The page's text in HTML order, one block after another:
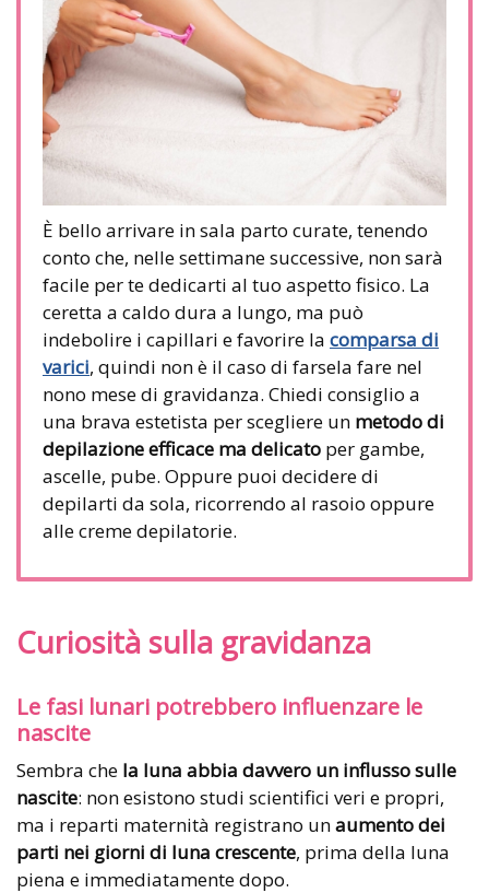
È bello arrivare in sala parto curate, tenendo
conto che, nelle settimane successive, non sarà
facile per te dedicarti al tuo aspetto fisico. La
ceretta a caldo dura a lungo, ma può
indebolire i capillari e favorire la comparsa di
varici, quindi non è il caso di farsela fare nel
nono mese di gravidanza. Chiedi consiglio a
una brava estetista per scegliere un metodo di
depilazione efficace ma delicato per gambe,
ascelle, pube. Oppure puoi decidere di
depilarti da sola, ricorrendo al rasoio oppure
alle creme depilatorie.
Curiosità sulla gravidanza
Le fasi lunari potrebbero influenzare le
nascite
Sembra che la luna abbia davvero un influsso sulle
nascite: non esistono studi scientifici veri e propri,
ma i reparti maternità registrano unaumento dei
parti nei giorni di luna crescente, prima della luna
piena e immediatamente dopo.